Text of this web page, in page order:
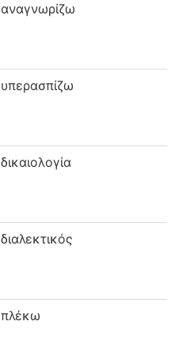
αναγνωρίζω
υπερασπίζω
δικαιολογία
διαλεκτικός
πλέκω